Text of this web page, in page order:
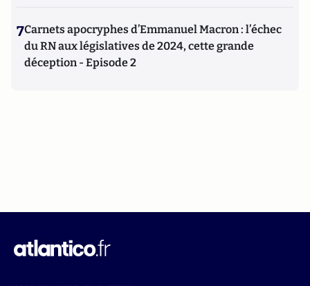
7Carnets apocryphes d’Emmanuel Macron : l’échec
du RN aux législatives de 2024, cette grande
déception - Episode 2